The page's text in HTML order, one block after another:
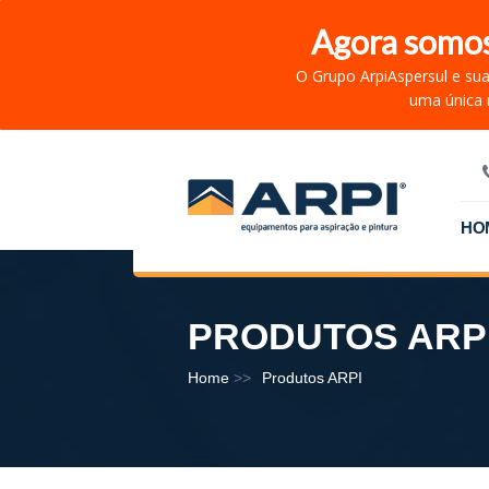
Agora
O Grupo ArpiAspersul e
uma única
PRODUTOS
Home Produtos ARPI